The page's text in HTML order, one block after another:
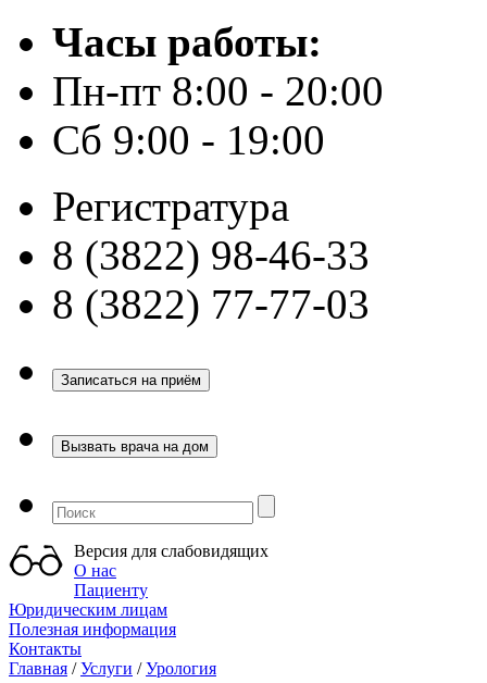
Часы работы:
Пн-пт 8:00 - 20:00
Сб 9:00 - 19:00
Регистратура
8 (3822) 98-46-33
8 (3822) 77-77-03
Версия для слабовидящих
О нас
Пациенту
Юридическим лицам
Полезная информация
Контакты
Главная /Услуги /Урология